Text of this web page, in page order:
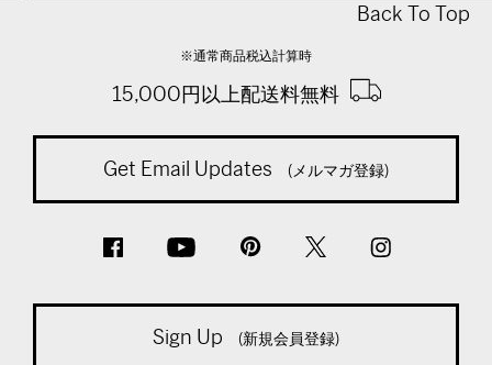
Back To Top
※通常商品税込計算時
15,000円以上配送料無料
Get Email Updates (メルマガ登録)
Sign Up (新規会員登録)